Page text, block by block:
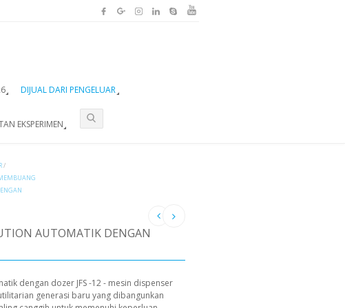
DIJUAL DARI PENGELUAR
EKSPERIMEN
/
AUTOMATIK DENGAN
dengan dozer JFS -12 - mesin dispenser
generasi baru yang dibangunkan